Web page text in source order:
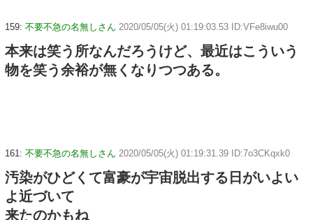
159: 不要不急の名無しさん 2020/05/05(火) 01:19:03.53 ID:VFe8iwu00
本来は笑う所なんだろうけど、最近はこういう
物を笑う余裕が無くなりつつある。
161: 不要不急の名無しさん 2020/05/05(火) 01:19:31.39 ID:7o3CKqxk0
汚染がひどくて富豪が宇宙脱出する日がいよい
よ近づいて
来たのかもね